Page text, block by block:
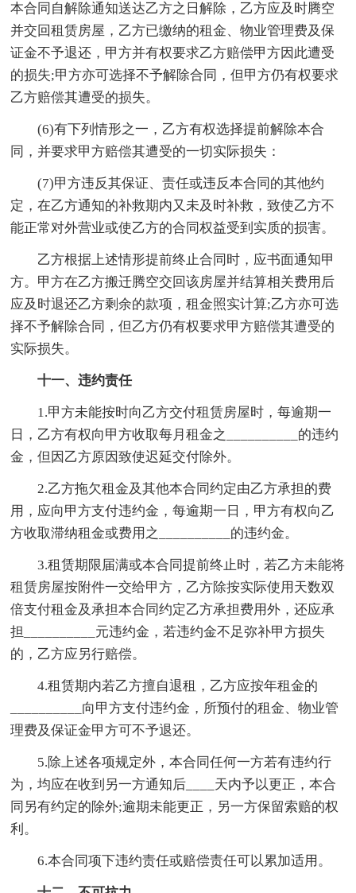
本合同自解除通知送达乙方之日解除，乙方应及时腾空
并交回租赁房屋，乙方已缴纳的租金、物业管理费及保
证金不予退还，甲方并有权要求乙方赔偿甲方因此遭受
的损失;甲方亦可选择不予解除合同，但甲方仍有权要求
乙方赔偿其遭受的损失。
(6)有下列情形之一，乙方有权选择提前解除本合
同，并要求甲方赔偿其遭受的一切实际损失：
(7)甲方违反其保证、责任或违反本合同的其他约
定，在乙方通知的补救期内又未及时补救，致使乙方不
能正常对外营业或使乙方的合同权益受到实质的损害。
乙方根据上述情形提前终止合同时，应书面通知甲
方。甲方在乙方搬迁腾空交回该房屋并结算相关费用后
应及时退还乙方剩余的款项，租金照实计算;乙方亦可选
择不予解除合同，但乙方仍有权要求甲方赔偿其遭受的
实际损失。
十一、违约责任
1.甲方未能按时向乙方交付租赁房屋时，每逾期一
日，乙方有权向甲方收取每月租金之__________的违约
金，但因乙方原因致使迟延交付除外。
2.乙方拖欠租金及其他本合同约定由乙方承担的费
用，应向甲方支付违约金，每逾期一日，甲方有权向乙
方收取滞纳租金或费用之__________的违约金。
3.租赁期限届满或本合同提前终止时，若乙方未能将
租赁房屋按附件一交给甲方，乙方除按实际使用天数双
倍支付租金及承担本合同约定乙方承担费用外，还应承
担__________元违约金，若违约金不足弥补甲方损失
的，乙方应另行赔偿。
4.租赁期内若乙方擅自退租，乙方应按年租金的
__________向甲方支付违约金，所预付的租金、物业管
理费及保证金甲方可不予退还。
5.除上述各项规定外，本合同任何一方若有违约行
为，均应在收到另一方通知后____天内予以更正，本合
同另有约定的除外;逾期未能更正，另一方保留索赔的权
利。
6.本合同项下违约责任或赔偿责任可以累加适用。